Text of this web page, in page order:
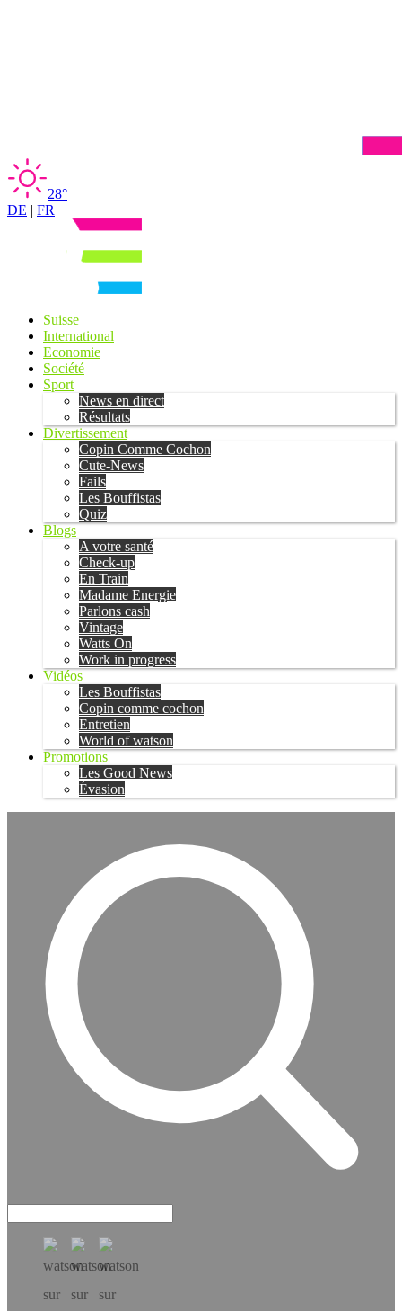
28°
DE | FR
Suisse
International
Economie
Société
Sport
News en direct
Résultats
Divertissement
Copin Comme Cochon
Cute-News
Fails
Les Bouffistas
Quiz
Blogs
A votre santé
Check-up
En Train
Madame Energie
Parlons cash
Vintage
Watts On
Work in progress
Vidéos
Les Bouffistas
Copin comme cochon
Entretien
World of watson
Promotions
Les Good News
Évasion